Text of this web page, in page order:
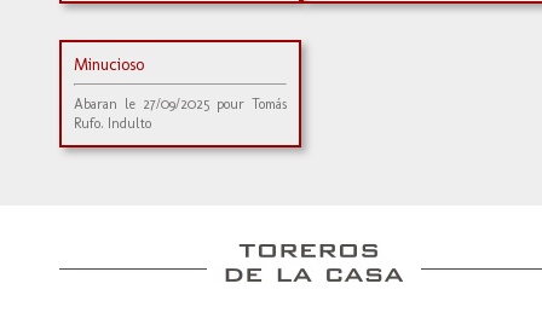
Minucioso
Abaran le 27/09/2025 pour Tomás
Rufo. Indulto